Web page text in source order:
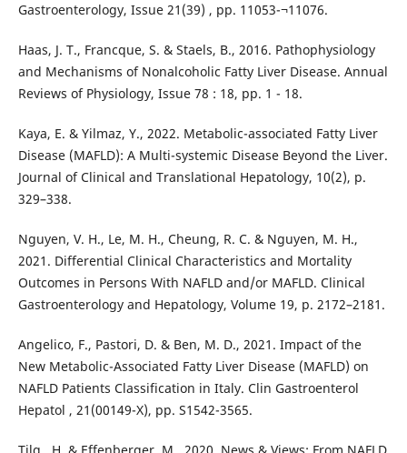
Gastroenterology, Issue 21(39) , pp. 11053-¬11076.
Haas, J. T., Francque, S. & Staels, B., 2016. Pathophysiology
and Mechanisms of Nonalcoholic Fatty Liver Disease. Annual
Reviews of Physiology, Issue 78 : 18, pp. 1 - 18.
Kaya, E. & Yilmaz, Y., 2022. Metabolic-associated Fatty Liver
Disease (MAFLD): A Multi-systemic Disease Beyond the Liver.
Journal of Clinical and Translational Hepatology, 10(2), p.
329–338.
Nguyen, V. H., Le, M. H., Cheung, R. C. & Nguyen, M. H.,
2021. Differential Clinical Characteristics and Mortality
Outcomes in Persons With NAFLD and/or MAFLD. Clinical
Gastroenterology and Hepatology, Volume 19, p. 2172–2181.
Angelico, F., Pastori, D. & Ben, M. D., 2021. Impact of the
New Metabolic-Associated Fatty Liver Disease (MAFLD) on
NAFLD Patients Classification in Italy. Clin Gastroenterol
Hepatol , 21(00149-X), pp. S1542-3565.